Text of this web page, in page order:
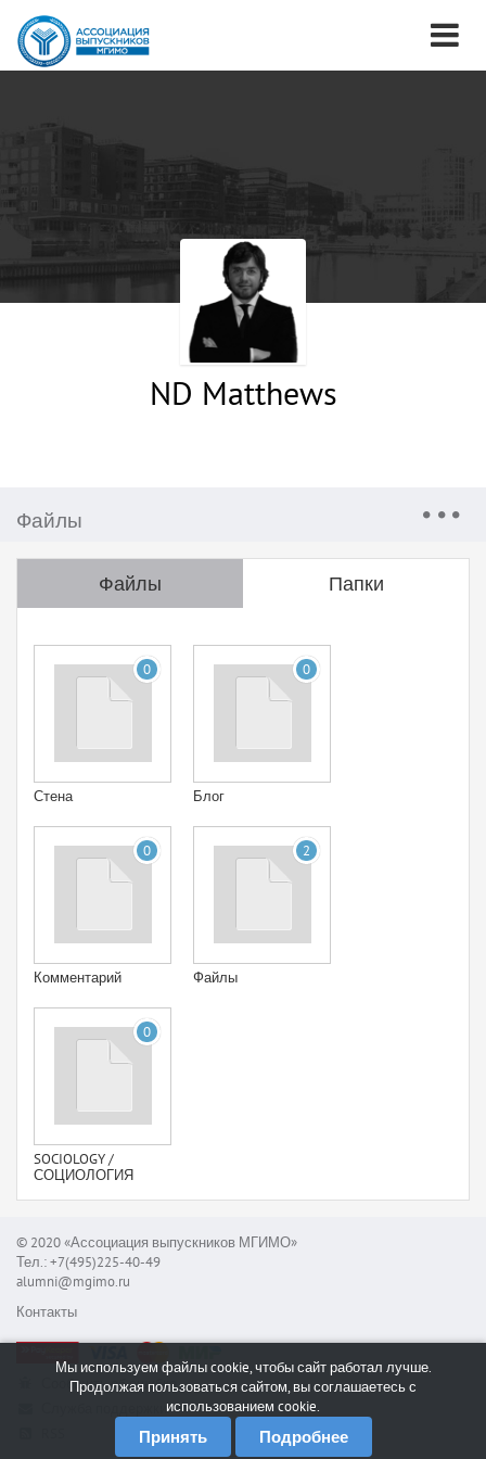
ND Matthews
Файлы
Файлы Папки
0
Стена
0
Блог
0
Комментарий
2
Файлы
0
SOCIOLOGY /
СОЦИОЛОГИЯ
© 2020 «Ассоциация выпускников МГИМО»
Тел.: +7(495)225-40-49
alumni@mgimo.ru
Контакты
Сообщить об ошибке
Мы используем файлы cookie, чтобы сайт работал лучше.
Продолжая пользоваться сайтом, вы соглашаетесь с
использованием cookie.
Принять Подробнее